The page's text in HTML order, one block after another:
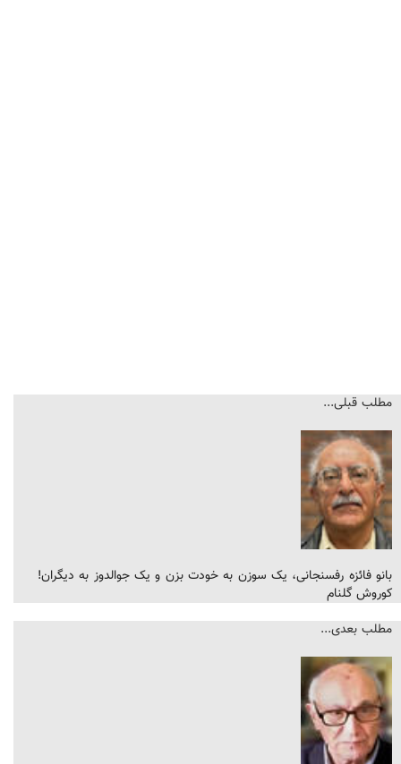
مطلب قبلی...
بانو فائزه رفسنجانی، یک سوزن به خودت بزن و یک جوالدوز به دیگران!
کوروش گلنام
مطلب بعدی...